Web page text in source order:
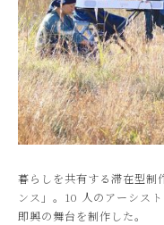
暮らしを共有する滞在型制
ンス」。10 人のアーシス
即興の舞台を制作した。